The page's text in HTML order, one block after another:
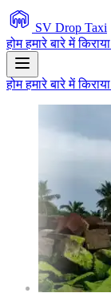
SV Drop Taxi
होमहमारे बारे मेंकिराया
होमहमारे बारे में